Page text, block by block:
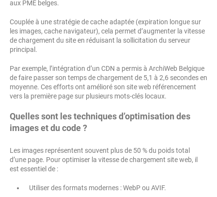
aux PME belges.
Couplée à une stratégie de cache adaptée (expiration longue sur
les images, cache navigateur), cela permet d’augmenter la vitesse
de chargement du site en réduisant la sollicitation du serveur
principal.
Par exemple, l’intégration d’un CDN a permis à ArchiWeb Belgique
de faire passer son temps de chargement de 5,1 à 2,6 secondes en
moyenne. Ces efforts ont amélioré son site web référencement
vers la première page sur plusieurs mots-clés locaux.
Quelles sont les techniques d’optimisation des
images et du code ?
Les images représentent souvent plus de 50 % du poids total
d’une page. Pour optimiser la vitesse de chargement site web, il
est essentiel de :
Utiliser des formats modernes : WebP ou AVIF.